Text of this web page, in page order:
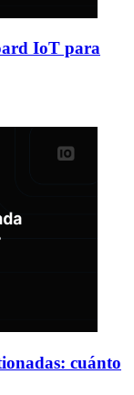
IoT para
cuánto